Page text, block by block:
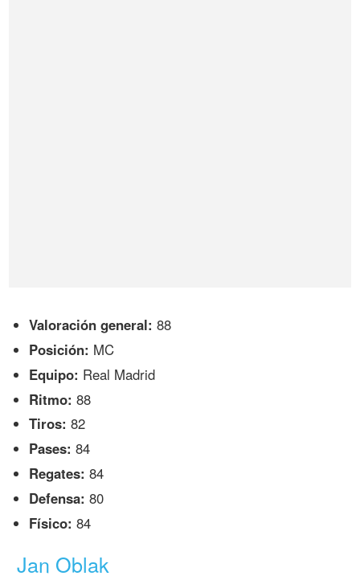
Valoración general: 88
Posición: MC
Equipo: Real Madrid
Ritmo: 88
Tiros: 82
Pases: 84
Regates: 84
Defensa: 80
Físico: 84
Jan Oblak